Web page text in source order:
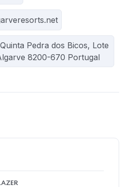
Pedra dos Bicos, Lote
8200-670 Portugal